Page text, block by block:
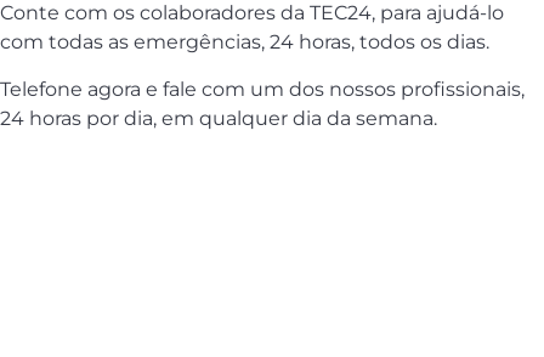
Conte com os colaboradores da TEC24, para ajudá-lo
com todas as emergências, 24 horas, todos os dias.
Telefone agora e fale com um dos nossos profissionais,
24 horas por dia, em qualquer dia da semana.